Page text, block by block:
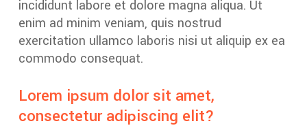
incididunt labore et dolore magna aliqua. Ut
enim ad minim veniam, quis nostrud
exercitation ullamco laboris nisi ut aliquip ex ea
commodo consequat.
Lorem ipsum dolor sit amet,
consectetur adipiscing elit?